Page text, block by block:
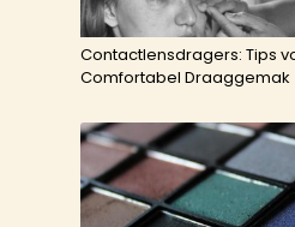
Contactlensdragers: Tips
Comfortabel Draaggemak